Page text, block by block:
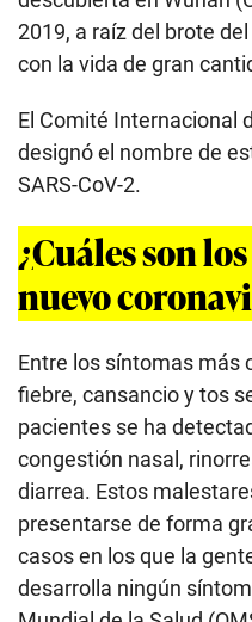
SARS-CoV-2.
¿Cuáles son
nuevo
Entre los síntomas más
fiebre, cansancio y tos
pacientes se ha
congestión nasal,
diarrea. Estos
presentarse de forma
casos en los que la
desarrolla ningún
Mundial de la Salud
Además, la entidad dio
personas que adquieren
sin llevar un tratamiento
desarrolla una